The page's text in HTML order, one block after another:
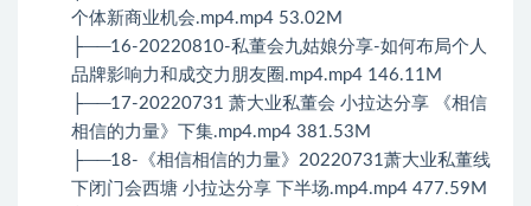
个体新商业机会.mp4.mp4 53.02M
├──16-20220810-私董会九姑娘分享-如何布局个人
品牌影响力和成交力朋友圈.mp4.mp4 146.11M
├──17-20220731 萧大业私董会 小拉达分享 《相信
相信的力量》下集.mp4.mp4 381.53M
├──18-《相信相信的力量》20220731萧大业私董线
下闭门会西塘 小拉达分享 下半场.mp4.mp4 477.59M